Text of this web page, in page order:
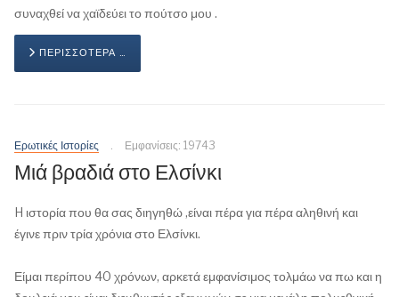
συναχθεί να χαϊδεύει το πούτσο μου .
ΠΕΡΙΣΣΌΤΕΡΑ …
Ερωτικές Ιστορίες Εμφανίσεις: 19743
Μιά βραδιά στο Ελσίνκι
H ιστορία που θα σας διηγηθώ ,είναι πέρα για πέρα αληθινή και
έγινε πριν τρία χρόνια στο Ελσίνκι.
Είμαι περίπου 40 χρόνων, αρκετά εμφανίσιμος τολμάω να πω και η